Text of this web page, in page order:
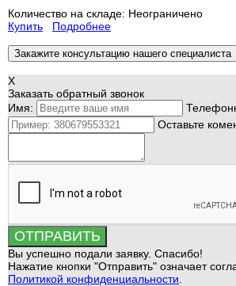
Количество на складе: Неограничено
Купить
Подробнее
Закажите консультацию нашего специалиста
X
Заказать обратный звонок
Имя:
Оставьте
ОТПРАВИТЬ
Вы успешно подали заявку. Спасибо!
Нажатие кнопки "Отправить" означает
Политикой конфиденциальности